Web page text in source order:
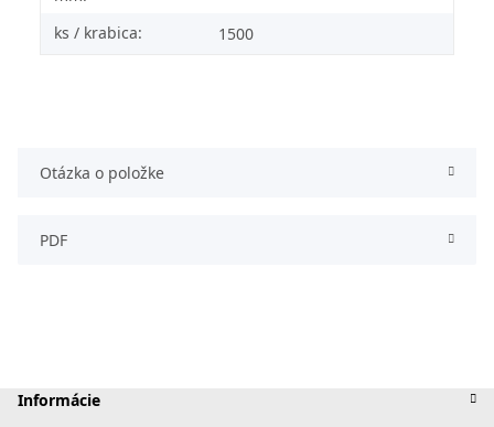
ks / krabica: 1500
Otázka o položke
PDF
Informácie